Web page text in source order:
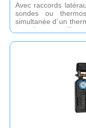
Avec raccords
sondes ou
simultanée d´un
température,
vanne
Raccords côté